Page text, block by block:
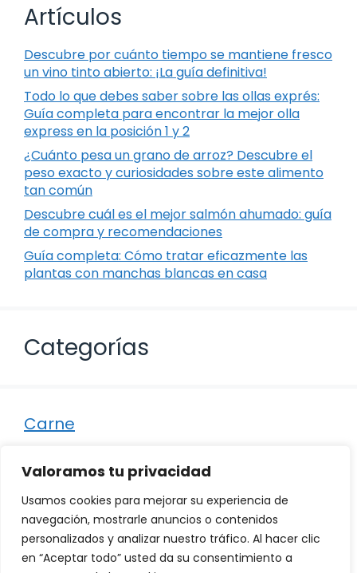
Valoramos tu privacidad
Usamos cookies para mejorar su experiencia de
navegación, mostrarle anuncios o contenidos
personalizados y analizar nuestro tráfico. Al hacer clic
en “Aceptar todo” usted da su consentimiento a
Artículos
Descubre por cuánto tiempo se mantiene fresco
un vino tinto abierto: ¡La guía definitiva!
Todo lo que debes saber sobre las ollas exprés:
Guía completa para encontrar la mejor olla
express en la posición 1 y 2
¿Cuánto pesa un grano de arroz? Descubre el
peso exacto y curiosidades sobre este alimento
tan común
Descubre cuál es el mejor salmón ahumado: guía
de compra y recomendaciones
Guía completa: Cómo tratar eficazmente las
plantas con manchas blancas en casa
Categorías
Carne
Otro
Pescado